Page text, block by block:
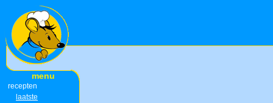
menu
recepten
laatste